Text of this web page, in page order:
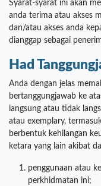
Syarat-syarat ini akan
anda terima atau akses
dan/atau akses anda
dianggap sebagai
Had
Anda dengan jelas
bertanggungjawab ke
langsung atau tidak
atau exemplary,
berbentuk kehilangan
ketara yang lain akibat
penggunaan atau
perkhidmatan ini;